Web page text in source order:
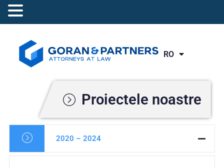
RO
EN
Proiectele noastre
2020 – 2024